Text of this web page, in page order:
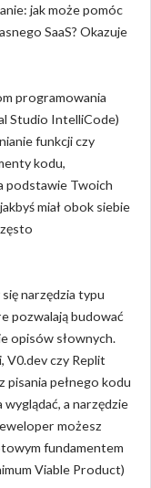
jak może pomóc
SaaS? Okazuje
programowania
Studio IntelliCode)
funkcji czy
kodu,
podstawie Twoich
miał obok siebie
się narzędzia typu
pozwalają budować
opisów słownych.
V0.dev czy Replit
pisania pełnego kodu
wyglądać, a narzędzie
możesz
fundamentem
Viable Product)